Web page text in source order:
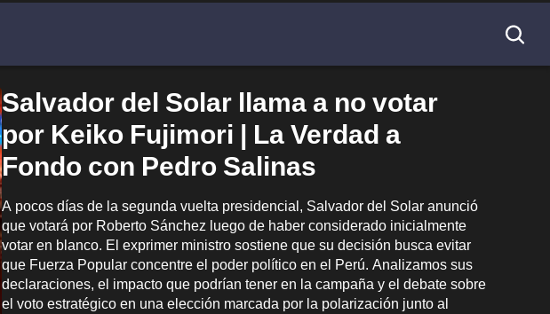
Salvador del Solar llama a no votar
por Keiko Fujimori | La Verdad a
Fondo con Pedro Salinas
A pocos días de la segunda vuelta presidencial, Salvador del Solar anunció
que votará por Roberto Sánchez luego de haber considerado inicialmente
votar en blanco. El exprimer ministro sostiene que su decisión busca evitar
que Fuerza Popular concentre el poder político en el Perú. Analizamos sus
declaraciones, el impacto que podrían tener en la campaña y el debate sobre
el voto estratégico en una elección marcada por la polarización junto al